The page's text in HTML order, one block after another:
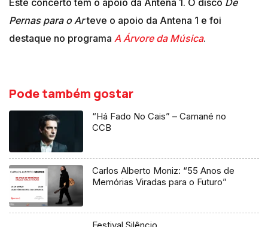
Pernas para o Arteve o apoio da Antena 1 e foi
destaque no programa A Árvore da Música.
Pode também gostar
“Há Fado No Cais” – Camané no
CCB
Carlos Alberto Moniz: “55 Anos de
Memórias Viradas para o Futuro”
Festival Silêncio